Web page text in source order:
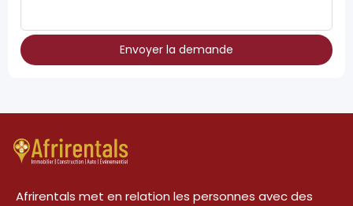
Envoyer la demande
Afrirentals met en relation les personnes avec des